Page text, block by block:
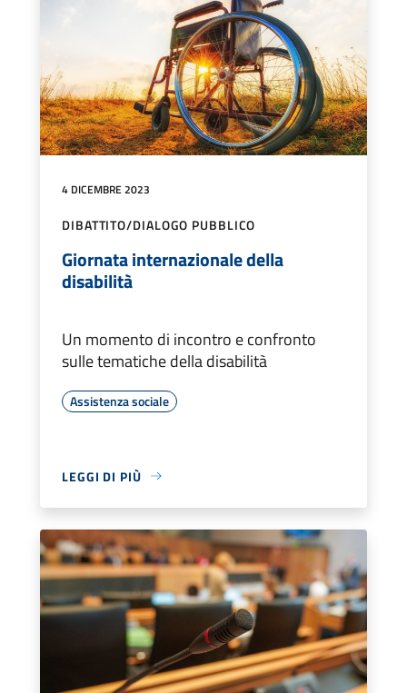
4 DICEMBRE 2023
DIBATTITO/DIALOGO PUBBLICO
Giornata internazionale della
disabilità
Un momento di incontro e confronto
sulle tematiche della disabilità
Assistenza sociale
LEGGI DI PIÙ